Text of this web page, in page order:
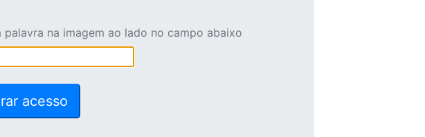
palavra na imagem ao lado no campo abaixo